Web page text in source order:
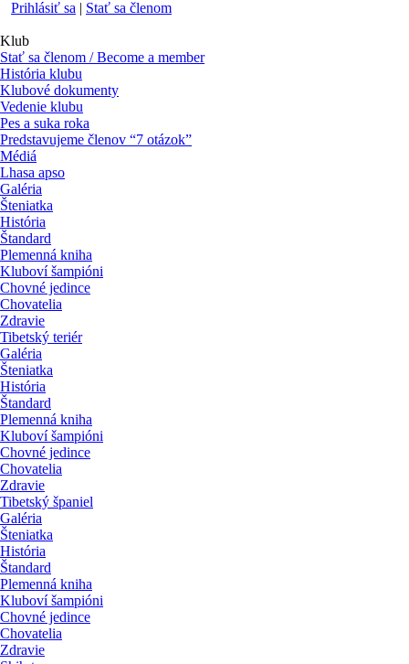
Prihlásiť sa | Stať sa členom
Klub
Stať sa členom / Become a member
História klubu
Klubové dokumenty
Vedenie klubu
Pes a suka roka
Predstavujeme členov “7 otázok”
Médiá
Lhasa apso
Galéria
Šteniatka
História
Štandard
Plemenná kniha
Kluboví šampióni
Chovné jedince
Chovatelia
Zdravie
Tibetský teriér
Galéria
Šteniatka
História
Štandard
Plemenná kniha
Kluboví šampióni
Chovné jedince
Chovatelia
Zdravie
Tibetský španiel
Galéria
Šteniatka
História
Štandard
Plemenná kniha
Kluboví šampióni
Chovné jedince
Chovatelia
Zdravie